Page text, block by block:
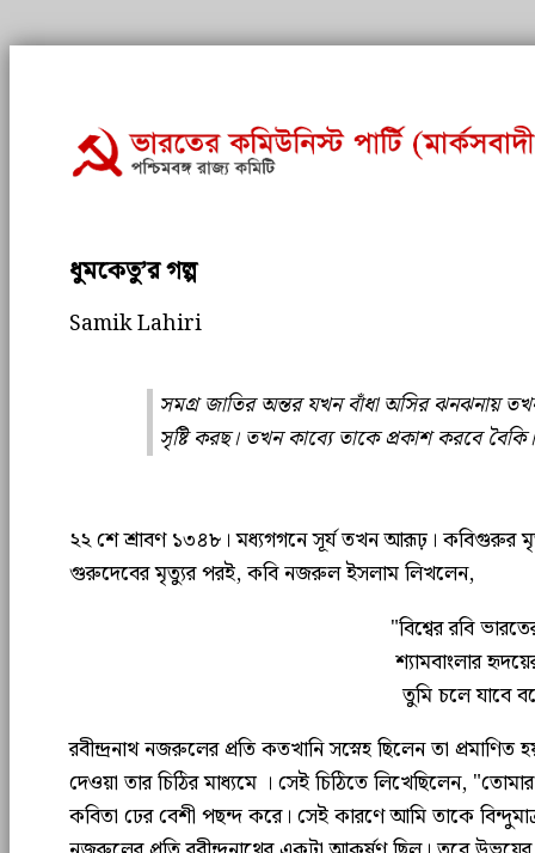
ধুমকেতু’র গল্প
Samik Lahiri
সমগ্ৰ জাতির অন্তর যখন বাঁধা অসির ঝনঝনায়
সৃষ্টি করছ। তখন কাব্যে তাকে প্রকাশ করবে বৈকি।
২২ শে শ্রাবণ ১৩৪৮। মধ‍্যগগনে সূর্য তখন আরূঢ়। কবিগুরুর
গুরুদেবের মৃত‍্যুর পরই, কবি নজরুল ইসলাম লিখলেন,
"বিশ্বের রবি
শ‍্যামবাংলার
তুমি চলে যাবে
রবীন্দ্রনাথ নজরুলের প্রতি কতখানি সস্নেহ ছিলেন তা
দেওয়া তার চিঠির মাধ‍্যমে । সেই চিঠিতে লিখেছিলেন,
কবিতা ঢের বেশী পছন্দ করে। সেই কারণে আমি তাকে